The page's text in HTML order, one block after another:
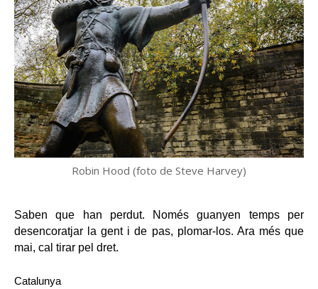
Robin Hood (foto de Steve Harvey)
Saben que han perdut. Només guanyen temps per
desencoratjar la gent i de pas, plomar-los. Ara més que
mai, cal tirar pel dret.
Catalunya